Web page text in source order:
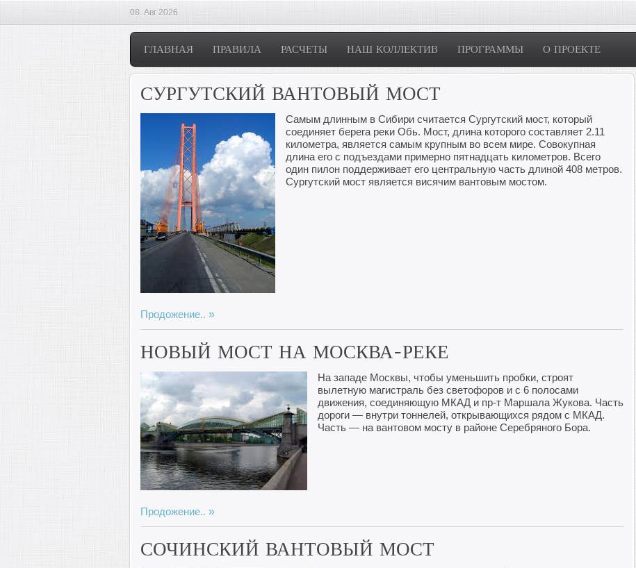
08. Авг 2026
ГЛАВНАЯ ПРАВИЛА РАСЧЕТЫ НАШ КОЛЛЕКТИВ ПРОГРАММЫ О ПРОЕКТЕ
СУРГУТСКИЙ ВАНТОВЫЙ МОСТ
Самым длинным в Сибири считается Сургутский мост, который
соединяет берега реки Обь. Мост, длина которого составляет 2.11
километра, является самым крупным во всем мире. Совокупная
длина его с подъездами примерно пятнадцать километров. Всего
один пилон поддерживает его центральную часть длиной 408 метров.
Сургутский мост является висячим вантовым мостом.
Продожение..
НОВЫЙ МОСТ НА МОСКВА-РЕКЕ
На западе Москвы, чтобы уменьшить пробки, строят
вылетную магистраль без светофоров и с 6 полосами
движения, соединяющую МКАД и пр-т Маршала Жукова. Часть
дороги — внутри тоннелей, открывающихся рядом с МКАД.
Часть — на вантовом мосту в районе Серебряного Бора.
Продожение..
СОЧИНСКИЙ ВАНТОВЫЙ МОСТ